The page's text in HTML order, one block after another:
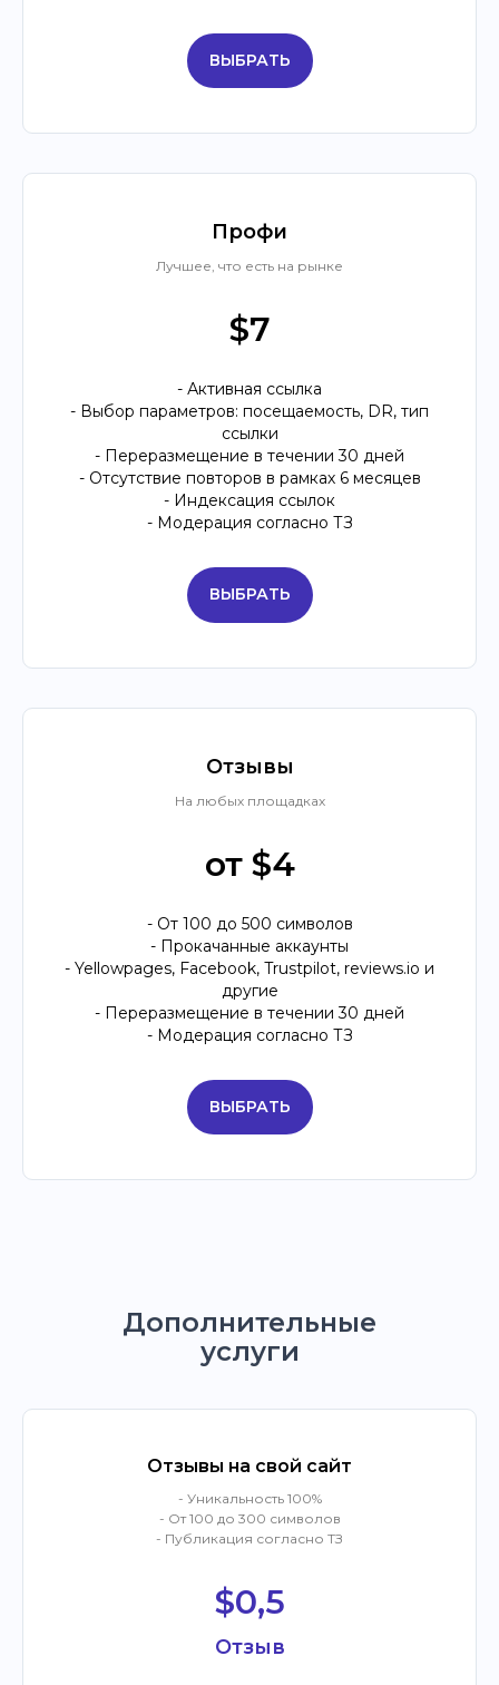
ВЫБРАТЬ
Профи
Лучшее, что есть на рынке
$7
- Активная ссылка
- Выбор параметров: посещаемость, DR, тип
ссылки
- Переразмещение в течении 30 дней
- Отсутствие повторов в рамках 6 месяцев
- Индексация ссылок
- Модерация согласно ТЗ
ВЫБРАТЬ
Отзывы
На любых площадках
от $4
- От 100 до 500 символов
- Прокачанные аккаунты
- Yellowpages, Facebook, Trustpilot, reviews.io и
другие
- Переразмещение в течении 30 дней
- Модерация согласно ТЗ
ВЫБРАТЬ
Дополнительные
услуги
Отзывы на свой сайт
- Уникальность 100%
- От 100 до 300 символов
- Публикация согласно ТЗ
$0,5
Отзыв